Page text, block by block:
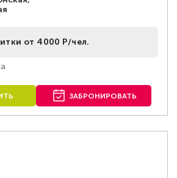
от 4000 Р/чел.
ЗАБРОНИРОВАТЬ